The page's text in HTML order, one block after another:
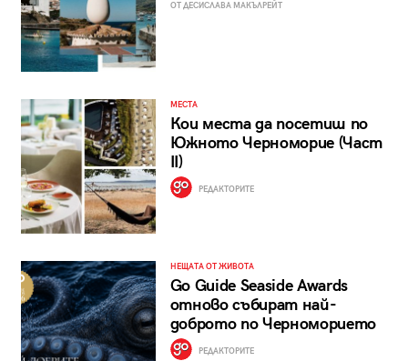
ОТ ДЕСИСЛАВА МАКЪЛРЕЙТ
МЕСТА
Кои места да посетиш по
Южното Черноморие (Част
II)
РЕДАКТОРИТЕ
НЕЩАТА ОТ ЖИВОТА
Go Guide Seaside Awards
отново събират най-
доброто по Черноморието
РЕДАКТОРИТЕ